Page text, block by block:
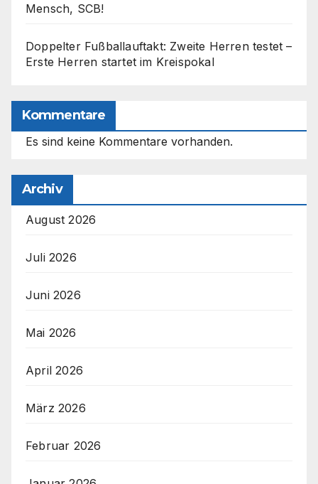
Mensch, SCB!
Doppelter Fußballauftakt: Zweite Herren testet –
Erste Herren startet im Kreispokal
Kommentare
Es sind keine Kommentare vorhanden.
Archiv
August 2026
Juli 2026
Juni 2026
Mai 2026
April 2026
März 2026
Februar 2026